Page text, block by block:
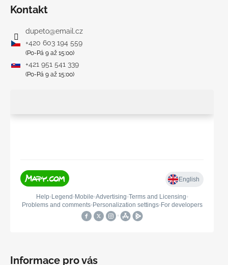
Kontakt
dupeto@email.cz
+420 603 194 559
(Po-Pá 9 až 15:00)
+421 951 541 339
(Po-Pá 9 až 15:00)
Informace pro vás